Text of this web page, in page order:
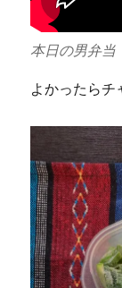
本日の男弁当
よかったらチ